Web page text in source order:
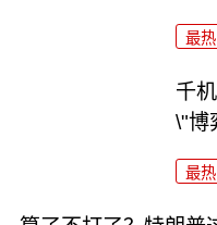
最热
千
\"博
最热